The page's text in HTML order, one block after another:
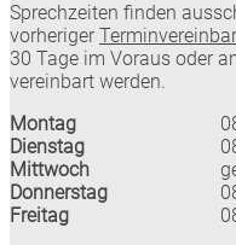
Sprechzeiten finden
vorheriger
30 Tage im Voraus oder
vereinbart werden.
Montag
Dienstag
Mittwoch
Donnerstag
Freitag